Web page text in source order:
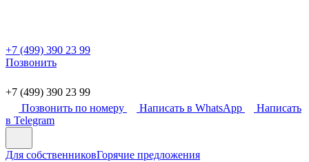
+7 (499) 390 23 99
Позвонить
+7 (499) 390 23 99
Позвонить по номеру
Написать в WhatsApp
Написать
в Telegram
Для собственниковГорячие предложения